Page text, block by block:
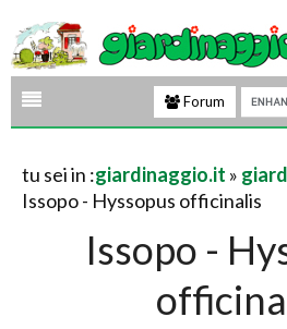
Forum
tu sei in :giardinaggio.it »
Issopo - Hyssopus officinalis
Issopo -